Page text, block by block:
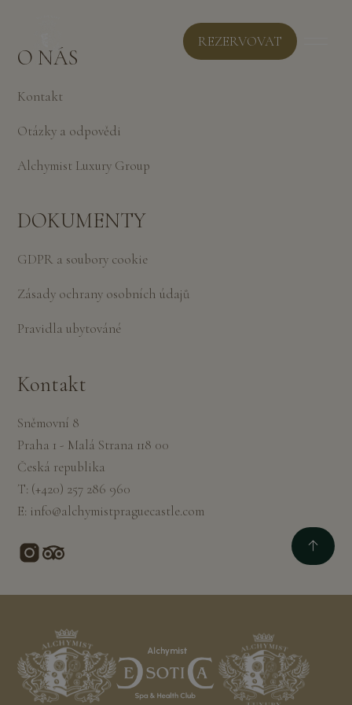
REZERVOVAT
O NÁS
Kontakt
Otázky a odpovědi
Alchymist Luxury Group
DOKUMENTY
GDPR a soubory cookie
Zásady ochrany osobních údajů
Pravidla ubytováné
Kontakt
Sněmovní 8
Praha 1 - Malá Strana 118 00
Česká republika
T: (+420) 257 286 960
E: info@alchymistpraguecastle.com